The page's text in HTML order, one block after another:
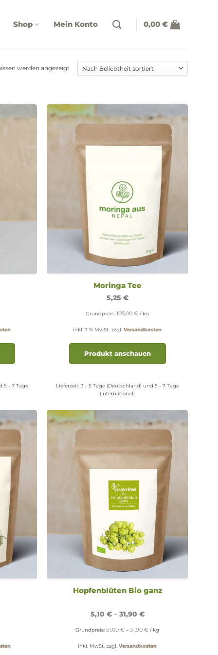
Shop Mein Konto 0,00 €
werden angezeigt Nach
Beliebtheit
5 - 7 Tage
Moringa Tee
5,25 €
Grundpreis: 105,00 € / kg
inkl. 7 % MwSt. zzgl. Versandkosten
Produkt anschauen
Lieferzeit: 3 - 5 Tage (Deutschland) und 5 - 7 Tage
(International)
Hopfenblüten Bio ganz
5,10 €– 31,90 €
Grundpreis: 51,00 € – 31,90 € / kg
inkl. MwSt. zzgl. Versandkosten